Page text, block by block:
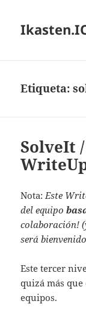
Etiqueta:
SolveIt
Nota:Este
del equipo
colaboración!
será bienvenido
Este tercer
quizá más
equipos.